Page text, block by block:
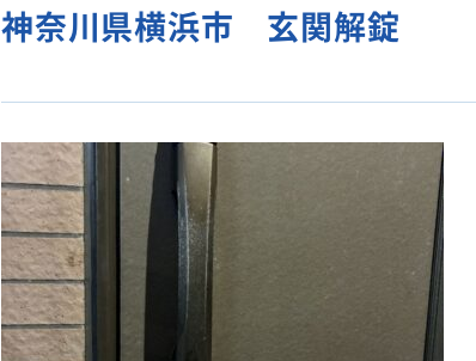
神奈川県横浜市 玄関解錠